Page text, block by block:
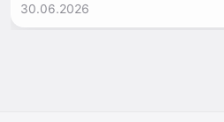
30.06.2026